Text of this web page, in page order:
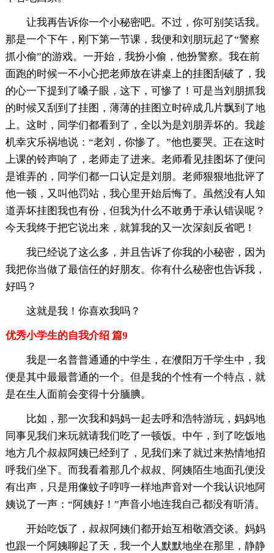
让我再告诉你一个小秘密吧。不过，你可别笑话我。
那是一个下午，刚下第一节课，我便和刘朋玩起了“警察
抓小偷”的游戏。一开始，我扮小偷，他扮警察。我在前
面跑的时候一不小心把老师放在讲桌上的挂图刮破了，我
的心一下提到了嗓子眼，这下，可惨了！可是当刘朋抓我
的时候又刮到了挂图，薄薄的挂图立时碎成几片飘到了地
上。这时，同学们都看到了，全以为是刘朋弄坏的。我趁
机幸灾乐祸地说：“老刘，你惨了。”他也要哭。正在这时
上课的铃声响了，老师走了进来。老师看见挂图坏了便问
是谁弄的，同学们都一口认定是刘朋。老师狠狠地批评了
他一顿，又叫他罚站，我心里开始后悔了。虽然没有人知
道弄坏挂图我也有份，但我为什么不敢勇于承认错误呢？
今天我终于把它说出来，就算我的又一次深刻反省吧！
我已经说了这么多，并且告诉了你我的小秘密，因为
我把你当做了最信任的好朋友。你有什么秘密也告诉我，
好吗？
这就是我！你喜欢我吗？
优秀小学生的自我介绍 篇9
我是一名普普通通的中学生，在濮阳万千学生中，我
便是其中最最普通的一个。但是我的个性有一个特点，就
是在生人面前会变得十分腼腆。
比如，那一次我和妈妈一起去呼和浩特游玩，妈妈地
同事见我们来玩就请我们吃了一顿饭。中午，到了吃饭地
地方几个叔叔阿姨已经到了，见我们来了就过来热情地招
呼我们坐下。而我看着那几个叔叔、阿姨陌生地面孔便没
有出声，只是用像蚊子哼哼一样地声音对一个我认识地阿
姨说了一声：“阿姨好！”声音小地连我自己都没有听清。
开始吃饭了，叔叔阿姨们都开始互相敬酒交谈。妈妈
也跟一个阿姨聊起了天，我一个人默默地坐在那里，静静